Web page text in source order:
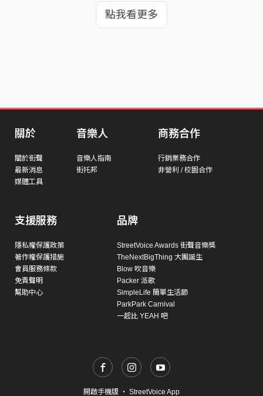
點我看更多
關於
關於街聲
最新消息
媒體工具
音樂人
音樂人指南
街托邦
商務合作
行銷業務合作
非營利 / 校園合作
支援服務
隱私權保護政策
著作權保護措施
會員服務條款
免責聲明
幫助中心
品牌
StreetVoice Awards 街聲音樂獎
TheNextBigThing 大團誕生
Blow 吹音樂
Packer 派歌
SimpleLife 簡單生活節
ParkPark Carnival
一起比 YEAH 吧
開啟手機版 ・ StreetVoice App